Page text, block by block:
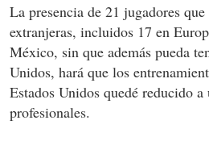
La presencia de 21 jugadores
extranjeras, incluidos 17 en
México, sin que además pueda
Unidos, hará que los
Estados Unidos quedé reducido
profesionales.